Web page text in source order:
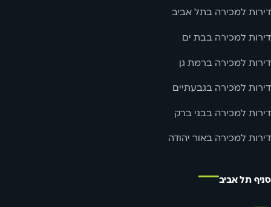
דירות למכירה בתל אביב
דירות למכירה בבת ים
דירות למכירה ברמת גן
דירות למכירה בגבעתיים
דירות למכירה בבני ברק
דירות למכירה באור יהודה
סניף תל אביב